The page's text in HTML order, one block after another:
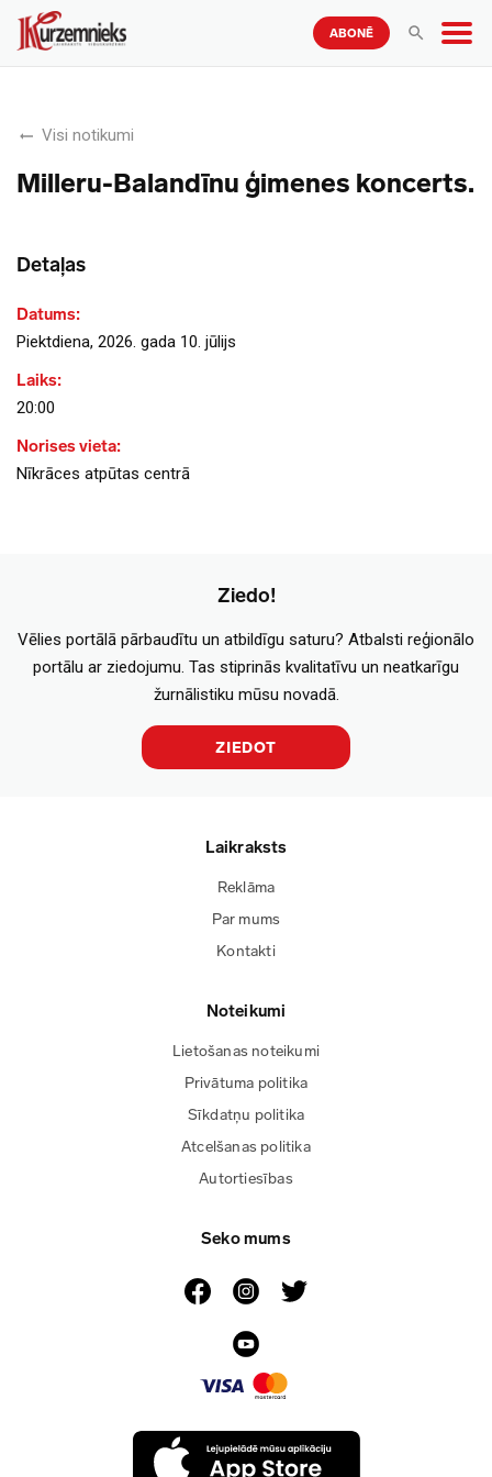
ABONĒ
Visi notikumi
Milleru-Balandīnu ģimenes koncerts.
Detaļas
Datums:
Piektdiena, 2026. gada 10. jūlijs
Laiks:
20:00
Norises vieta:
Nīkrāces atpūtas centrā
Ziedo!
Vēlies portālā pārbaudītu un atbildīgu saturu? Atbalsti reģionālo
portālu ar ziedojumu. Tas stiprinās kvalitatīvu un neatkarīgu
žurnālistiku mūsu novadā.
ZIEDOT
Laikraksts
Reklāma
Par mums
Kontakti
Noteikumi
Lietošanas noteikumi
Privātuma politika
Sīkdatņu politika
Atcelšanas politika
Autortiesības
Seko mums